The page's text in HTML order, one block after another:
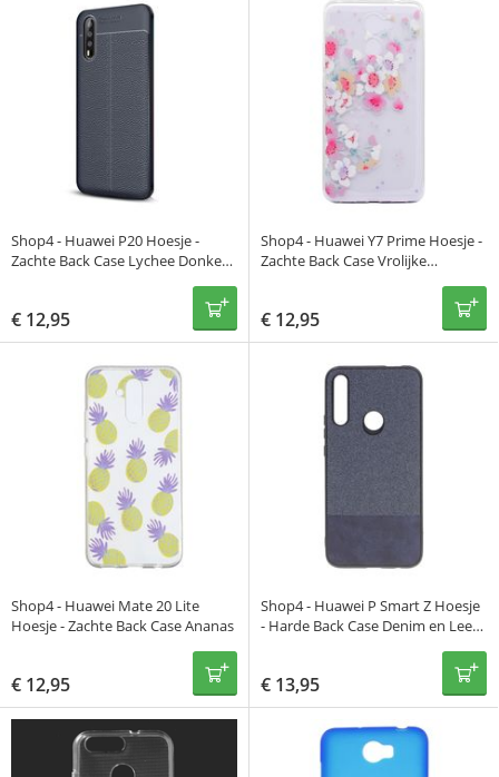
Shop4 - Huawei P20 Hoesje -
Zachte Back Case Lychee Donker
€ 12,95
Shop4 - Huawei Y7 Prime Hoesje -
Zachte Back Case Vrolijke
€ 12,95
Shop4 - Huawei Mate 20 Lite
Hoesje - Zachte Back Case Ananas
€ 12,95
Shop4 - Huawei P Smart Z Hoesje
- Harde Back Case Denim en Leer
€ 13,95